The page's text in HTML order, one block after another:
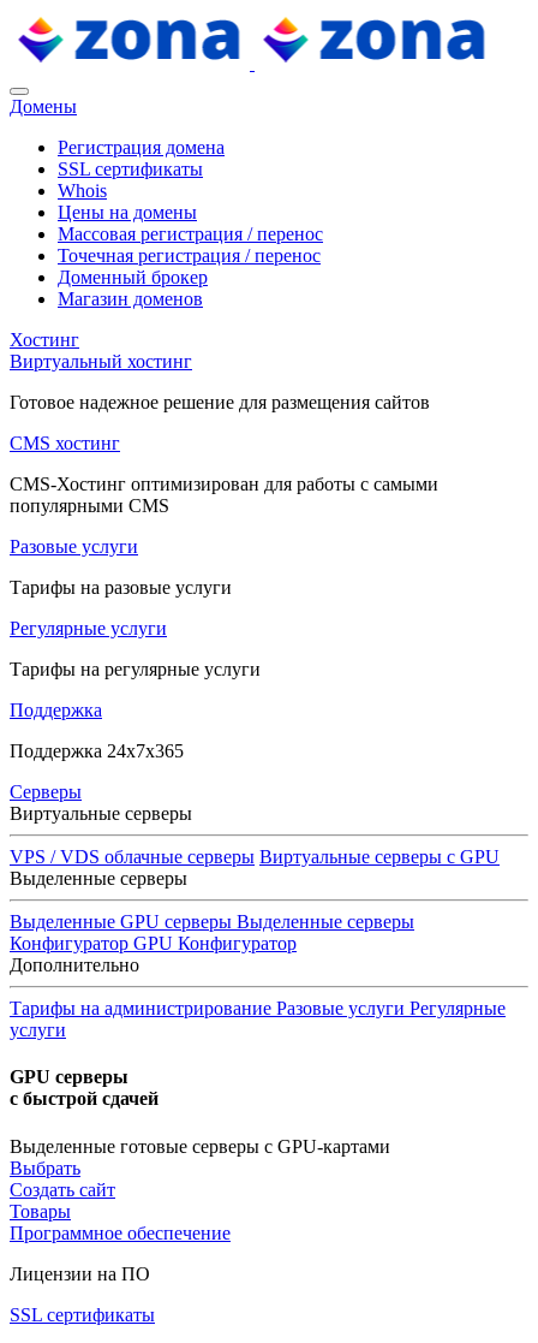
Домены
Регистрация домена
SSL сертификаты
Whois
Цены на домены
Массовая регистрация / перенос
Точечная регистрация / перенос
Доменный брокер
Магазин доменов
Хостинг
Виртуальный хостинг
Готовое надежное решение для размещения сайтов
CMS хостинг
CMS-Хостинг оптимизирован для работы с самыми
популярными CMS
Разовые услуги
Тарифы на разовые услуги
Регулярные услуги
Тарифы на регулярные услуги
Поддержка
Поддержка 24x7x365
Серверы
Виртуальные серверы
VPS / VDS облачные серверы Виртуальные серверы с GPU
Выделенные серверы
Выделенные GPU серверы Выделенные серверы
Конфигуратор GPU Конфигуратор
Дополнительно
Тарифы на администрирование Разовые услуги Регулярные
услуги
GPU серверы
с быстрой сдачей
Выделенные готовые серверы с GPU-картами
Выбрать
Создать сайт
Товары
Программное обеспечение
Лицензии на ПО
SSL сертификаты